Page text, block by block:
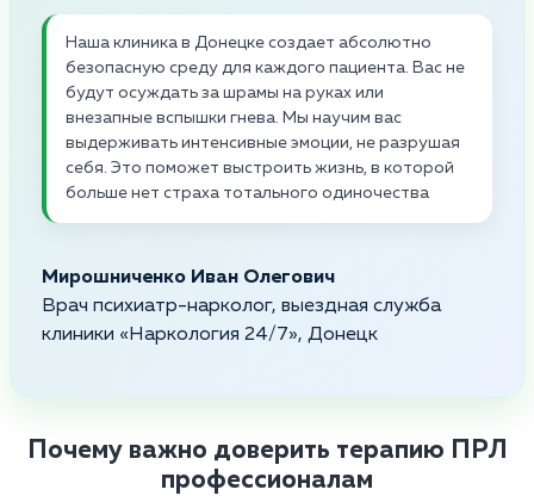
Наша клиника в Донецке создает абсолютно
безопасную среду для каждого пациента. Вас не
будут осуждать за шрамы на руках или
внезапные вспышки гнева. Мы научим вас
выдерживать интенсивные эмоции, не разрушая
себя. Это поможет выстроить жизнь, в которой
больше нет страха тотального одиночества
Мирошниченко Иван Олегович
Врач психиатр-нарколог, выездная служба
клиники «Наркология 24/7», Донецк
Почему важно доверить терапию ПРЛ
профессионалам